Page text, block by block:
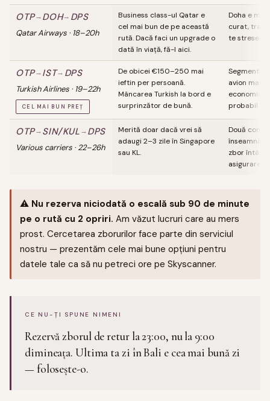
OTP→DOH→ DPS
Qatar Airways · 18–20h
Business class-ul Qatar e
cel mai bun de pe această
rută. Dacă faci un upgrade o
dată în viață, fă-l aici.
Doha e
curat,
te
OTP→IST→ DPS
Turkish Airlines · 19–22h
CEL MAI BUN PREȚ
De obicei €150–250 mai
ieftin per persoană.
Mâncarea Turkish la bord e
surprinzător de bună.
Segmentul
avion mai
probabil nu
OTP→SIN/KUL→DPS
Various carriers · 22–26h
Merită doar dacă vrei să
adaugi 2–3 zile în Singapore
sau KL.
Două
înseamnă
zbor
asigurare
⚠️ Nu rezerva niciodată o escală sub 90 de minute
pe o rută cu 2 opriri. Am văzut lucruri care au mers
prost. Cercetarea zborurilor face parte din serviciul
nostru — prezentăm cele mai bune opțiuni pentru
datele tale ca să nu petreci ore pe Skyscanner.
CE NU-ȚI SPUNE NIMENI
Rezervă zborul de retur la 23:00, nu la 9:00
dimineața. Ultima ta zi în Bali e cea mai bună zi
— folosește-o.